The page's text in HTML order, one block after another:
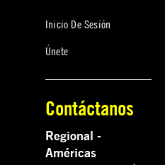
Inicio De Sesión
Únete
Contáctanos
Regional -
Américas